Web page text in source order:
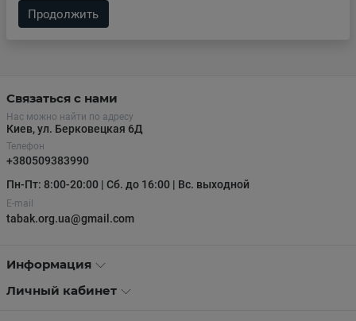
Продолжить
Связаться с нами
Нас можно найти по адресу
Киев, ул. Берковецкая 6Д
Телефон
+380509383990
Пн-Пт: 8:00-20:00 | Сб. до 16:00 | Вс. выходной
E-mail
tabak.org.ua@gmail.com
Информация
Личный кабинет